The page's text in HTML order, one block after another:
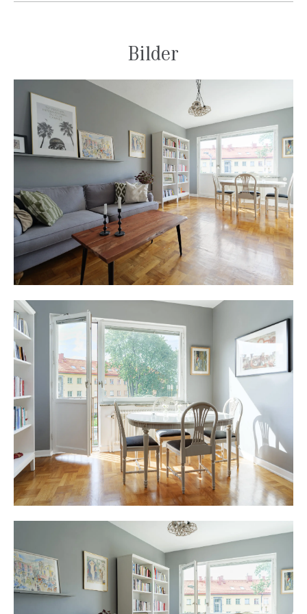
äldsta brf. De boende har tillgång till en av Stora Essingens
gasolvärmare. Här blir grillkvällarna en sann lisa för själen.
Gemensam tvättstuga finns i huset, utrustad med två
tvättmaskiner, en torktumlare, ett torkskåp, mangel, ho och
strykbrädor. Lägenheten disponerar två förråd i källaren, varav
ett är större och ett är en matkällare. Lägg därtill en praktisk
yta reserverad för denna lägenhet utanför tvättstugan.
Stora Essingen hör till Kungsholmens stadsdelsområde och
ligger inom tullarna. Att bo på Stora Essingen har alldeles unika
fördelar. Geografiskt räknas Stora Essingen som Stockholms
mittpunkt. Här får man skärgårdskänsla mitt i stan med klippor,
badplatser, småbåtshamn men har ändå city på
56:an, 91:an och Tvärbanan. Trivsam atmosfär och vackra
promenadstråk längs vattnet. Besök Essingetorget en vardag
och upptäck att smeknamnet "Lilla Paris" verkligen stämmer,
här möter man alla franskspråkiga föräldrar och barn från hela
Stockholm som går på Franska skolan, Lycée français Saint
Louis. Ön har ett trevligt utbud av restauranger och fik, på
Badstrandsvägen finns en italiensk bistro och ett bageri som
erbjuder öns boende god mat och trevliga fikastunder. Utöver
ett härligt utbud av mat erbjuder Stora Essingen också två gym
för den träningsintresserade. Från öns högsta punkt,
Kungsklippan har man utsikten österut mot Västerbron och
man skymtar Riddarfjärden med Gamla stan i bakgrunden.
Söderut ser man mot Hägersten och Mälarhöjden. Äppelviken
och Alvik ligger på andra sidan sundet vid badplatsen på öns
västra sida, tvärbanans bro mot Bromma är bilfri men har
separat gång- och cykelväg. Från spårvagnsperrongen har man
Bilder